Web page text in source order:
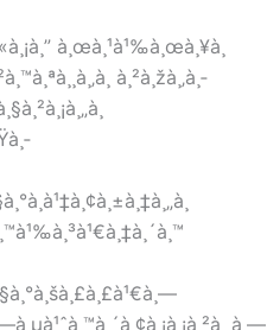
à¸œà¸¹à¹‰à¸œà¸¥à¸
à¸²à¸žà¸‚à¸­
à¸—